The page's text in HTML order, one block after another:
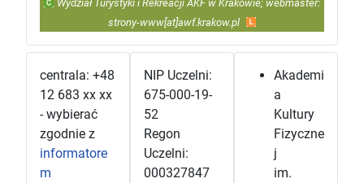
Wydział Turystyki i Rekreacji AKF w Krakowie; webmaster:
strony-www[at]awf.krakow.pl
centrala: +48
12 683 xx xx
- wybierać
zgodnie z
informatore
m
NIP Uczelni:
675-000-19-
52
Regon
Uczelni:
000327847
Akademi
a
Kultury
Fizyczne
j
im.